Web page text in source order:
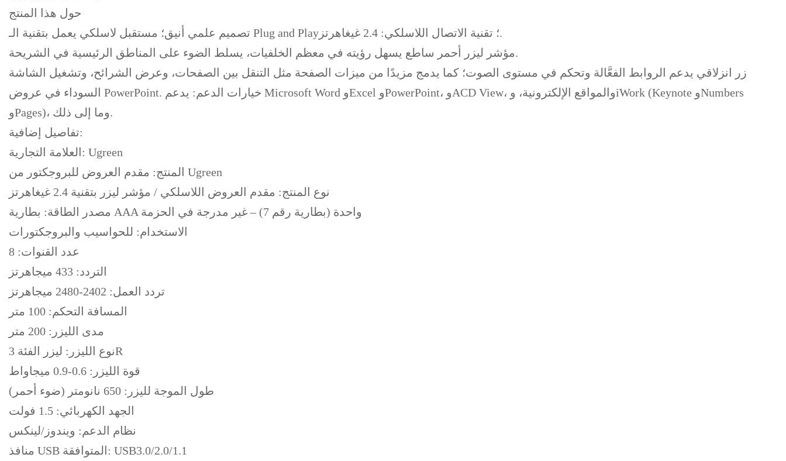
تصميم علمي أنيق؛ مستقبل لاسلكي يعمل بتقنية الـ Plug and Play؛ تقنية الاتصال اللاسلكي: 2.4 غيغاهرتز.
مؤشر ليزر أحمر ساطع يسهل رؤيته في معظم الخلفيات، يسلط الضوء على المناطق الرئيسية في الشريحة.
زر انزلاقي يدعم الروابط الفعَّالة وتحكم في مستوى الصوت؛ كما يدمج مزيدًا من ميزات الصفحة مثل التنقل بين الصفحات، وعرض الشرائح، وتشغيل الشاشة
السوداء في عروض PowerPoint. خيارات الدعم: يدعم Microsoft Word وExcel وPowerPoint، وACD View، والمواقع الإلكترونية، وiWork (Keynote وNumbers
وPages)، وما إلى ذلك.
تفاصيل إضافية:
العلامة التجارية: Ugreen
المنتج: مقدم العروض للبروجكتور من Ugreen
نوع المنتج: مقدم العروض اللاسلكي / مؤشر ليزر بتقنية 2.4 غيغاهرتز
مصدر الطاقة: بطارية AAA واحدة (بطارية رقم 7) – غير مدرجة في الحزمة
الاستخدام: للحواسيب والبروجكتورات
عدد القنوات: 8
التردد: 433 ميجاهرتز
تردد العمل: 2402-2480 ميجاهرتز
المسافة التحكم: 100 متر
مدى الليزر: 200 متر
نوع الليزر: ليزر الفئة 3R
قوة الليزر: 0.6-0.9 ميجاواط
طول الموجة لليزر: 650 نانومتر (ضوء أحمر)
الجهد الكهربائي: 1.5 فولت
نظام الدعم: ويندوز/لينكس
منافذ USB المتوافقة: USB3.0/2.0/1.1